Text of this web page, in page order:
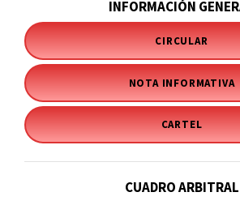
INFORMACIÓN
CIRCULAR
NOTA INFORMATIVA
CARTEL
CUADRO ARBITRAL